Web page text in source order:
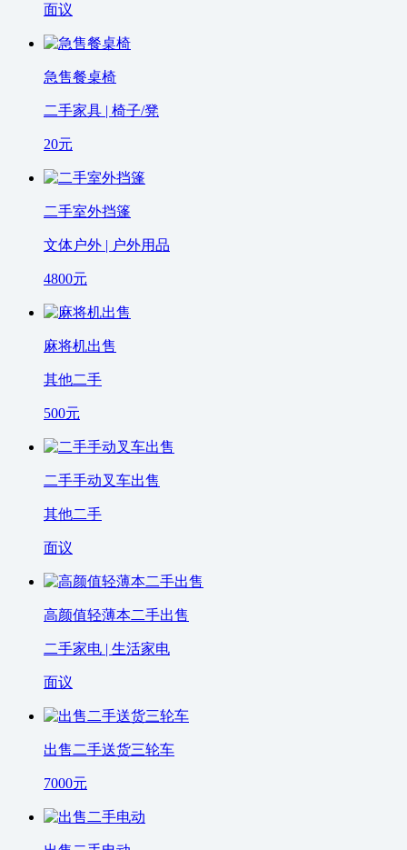
面议
急售餐桌椅
二手家具 | 椅子/凳
20元
二手室外挡篷
文体户外 | 户外用品
4800元
麻将机出售
其他二手
500元
二手手动叉车出售
其他二手
面议
高颜值轻薄本二手出售
二手家电 | 生活家电
面议
出售二手送货三轮车
7000元